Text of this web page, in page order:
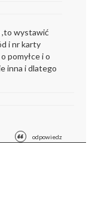
,to wystawić
i nr karty
pomyłce i o
inna i dlatego
odpowiedz